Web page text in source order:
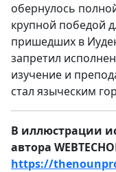
обернулось
крупной победой
пришедших в
запретил
изучение и
стал языческим
В иллюстрации
автора
https://